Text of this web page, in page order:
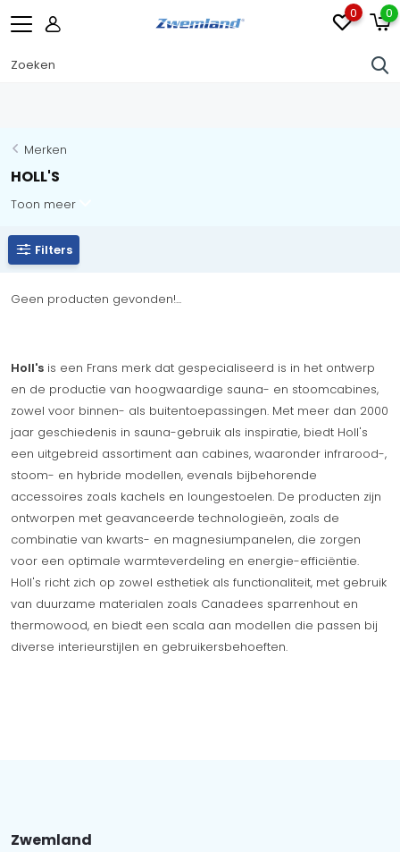
0 0
Merken
HOLL'S
Toon meer
Filters
Geen producten gevonden!...
Holl's is een Frans merk dat gespecialiseerd is in het ontwerp
en de productie van hoogwaardige sauna- en stoomcabines,
zowel voor binnen- als buitentoepassingen. Met meer dan 2000
jaar geschiedenis in sauna-gebruik als inspiratie, biedt Holl's
een uitgebreid assortiment aan cabines, waaronder infrarood-,
stoom- en hybride modellen, evenals bijbehorende
accessoires zoals kachels en loungestoelen. De producten zijn
ontworpen met geavanceerde technologieën, zoals de
combinatie van kwarts- en magnesiumpanelen, die zorgen
voor een optimale warmteverdeling en energie-efficiëntie.
Holl's richt zich op zowel esthetiek als functionaliteit, met gebruik
van duurzame materialen zoals Canadees sparrenhout en
thermowood, en biedt een scala aan modellen die passen bij
diverse interieurstijlen en gebruikersbehoeften.
Zwemland